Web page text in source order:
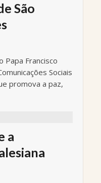
São
Papa Francisco
Sociais
promova a paz,
a